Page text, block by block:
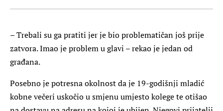
– Trebali su ga pratiti jer je bio problematičan još prije
zatvora. Imao je problem u glavi – rekao je jedan od
građana.
Posebno je potresna okolnost da je 19-godišnji mladić
kobne večeri uskočio u smjenu umjesto kolege te otišao